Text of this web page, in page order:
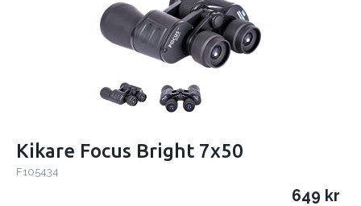
Kikare Focus Bright 7x50
F105434
649